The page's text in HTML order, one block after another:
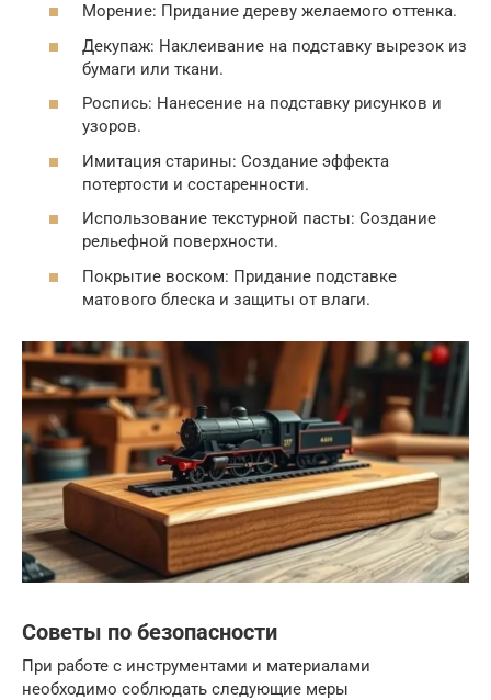
Морение: Придание дереву желаемого оттенка.
Декупаж: Наклеивание на подставку вырезок из
бумаги или ткани.
Роспись: Нанесение на подставку рисунков и
узоров.
Имитация старины: Создание эффекта
потертости и состаренности.
Использование текстурной пасты: Создание
рельефной поверхности.
Покрытие воском: Придание подставке
матового блеска и защиты от влаги.
Советы по безопасности
При работе с инструментами и материалами
необходимо соблюдать следующие меры